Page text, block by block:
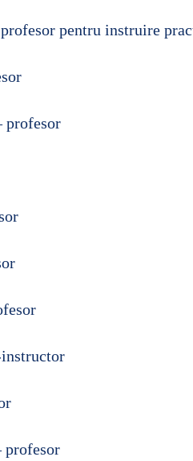
pentru instruire
profesor
profesor